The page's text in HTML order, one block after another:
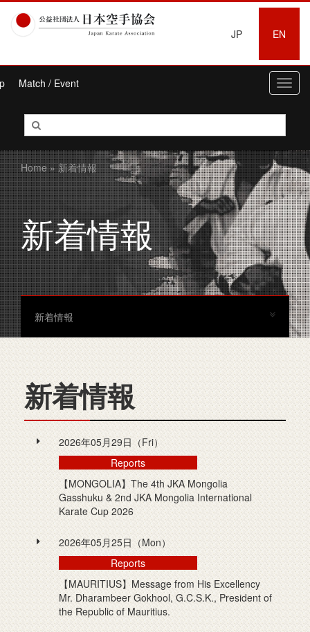
JP EN
Match / Event
Home» 新着情報
新着情報
新着情報
新着情報
2026年05月29日（Fri）
Reports
【MONGOLIA】The 4th JKA Mongolia
Gasshuku & 2nd JKA Mongolia International
Karate Cup 2026
2026年05月25日（Mon）
Reports
【MAURITIUS】Message from His Excellency
Mr. Dharambeer Gokhool, G.C.S.K., President of
the Republic of Mauritius.